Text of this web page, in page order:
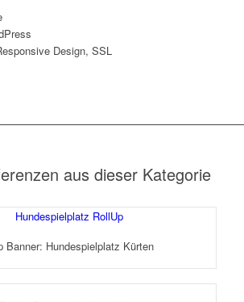
Design, SSL
aus dieser Kategorie
Banner: Hundespielplatz Kürten